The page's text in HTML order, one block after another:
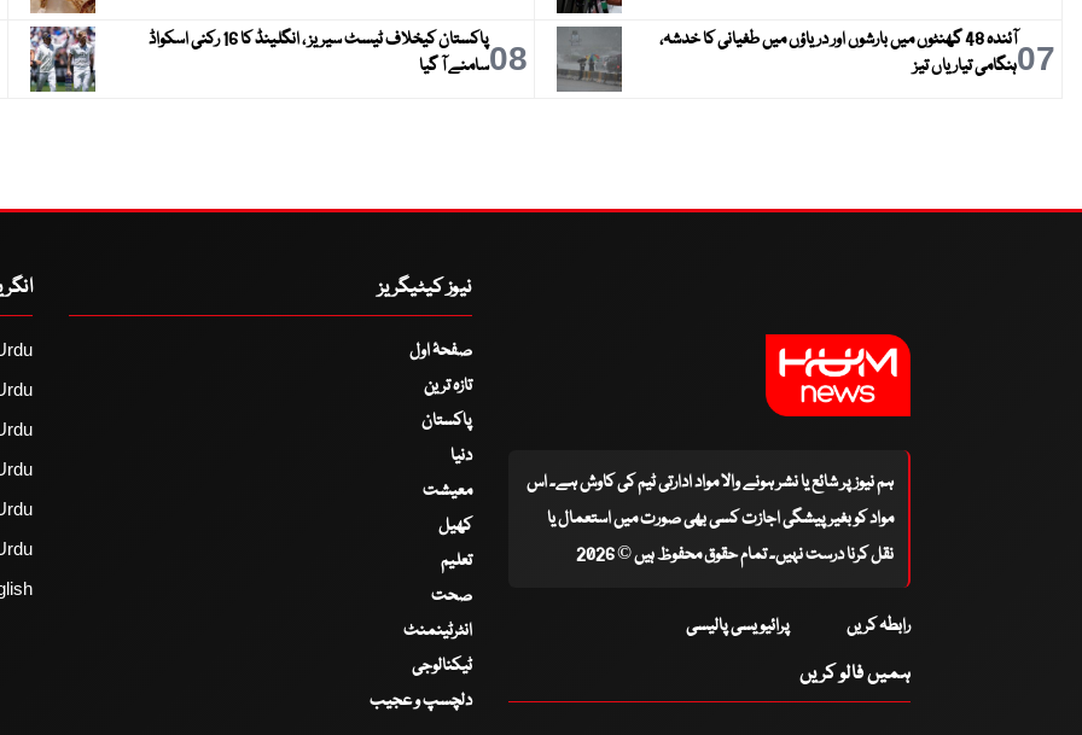
07
آئندہ 48 گھنٹوں میں بارشوں اور دریاؤں میں طغیانی کا خدشہ،
ہنگامی تیاریاں تیز
08
پاکستان کیخلاف ٹیسٹ سیریز ، انگلینڈ کا 16 رکنی اسکواڈ
سامنے آ گیا
ہم نیوز پر شائع یا نشر ہونے والا مواد ادارتی ٹیم کی کاوش ہے۔ اس
مواد کو بغیر پیشگی اجازت کسی بھی صورت میں استعمال یا
نقل کرنا درست نہیں۔ تمام حقوق محفوظ ہیں © 2026
رابطہ کریں پرائیویسی پالیسی
ہمیں فالو کریں
نیوز کیٹیگریز
صفحۂ اول
تازہ ترین
پاکستان
دنیا
معیشت
کھیل
تعلیم
صحت
انٹرٹینمنٹ
ٹیکنالوجی
دلچسپ و عجیب